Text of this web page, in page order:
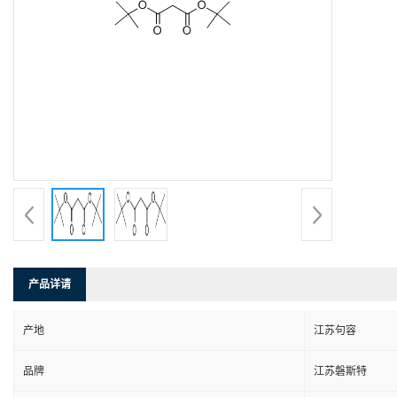
产品详请
产地 江苏句容
品牌 江苏磐斯特